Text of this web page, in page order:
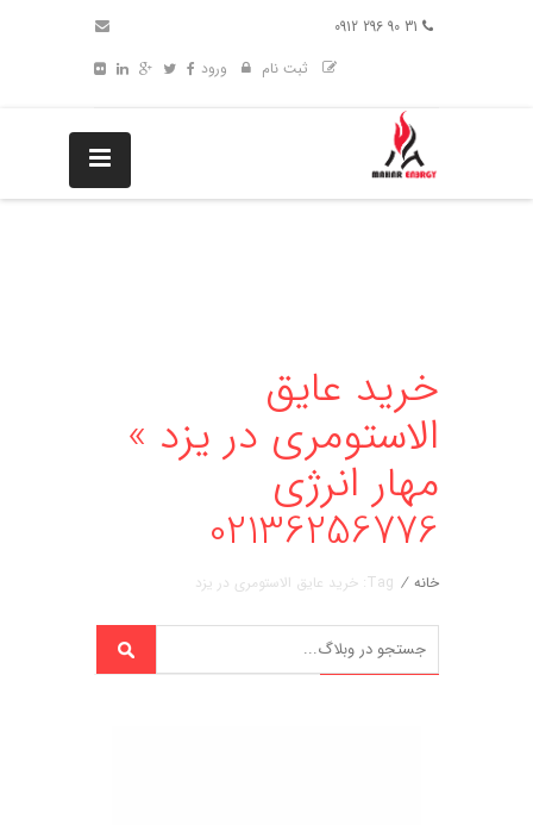
ثبت نام
ورود
خرید عایق
الاستومری در یزد »
مهار انرژی
02136256776
خانه / Tag: خرید عایق الاستومری در یزد